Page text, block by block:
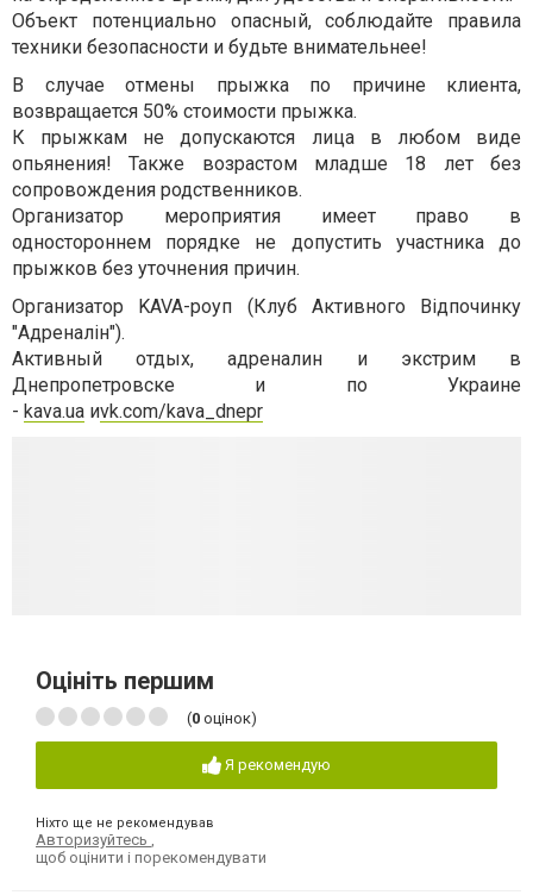
Объект потенциально опасный, соблюдайте правила
техники безопасности и будьте внимательнее!
В случае отмены прыжка по причине клиента,
возвращается 50% стоимости прыжка.
К прыжкам не допускаются лица в любом виде
опьянения! Также возрастом младше 18 лет без
сопровождения родственников.
Организатор мероприятия имеет право в
одностороннем порядке не допустить участника до
прыжков без уточнения причин.
Организатор KAVA-роуп (Клуб Активного Відпочинку
"Адреналін").
Активный отдых, адреналин и экстрим в
Днепропетровске и по Украине
- kava.ua иvk.com/kava_dnepr
Оцініть першим
(0 оцінок)
Я рекомендую
Ніхто ще не рекомендував
Авторизуйтесь ,
щоб оцінити і порекомендувати